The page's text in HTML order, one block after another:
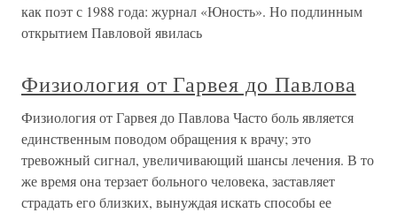
как поэт с 1988 года: журнал «Юность». Но подлинным
открытием Павловой явилась
Физиология от Гарвея до Павлова
Физиология от Гарвея до Павлова Часто боль является
единственным поводом обращения к врачу; это
тревожный сигнал, увеличивающий шансы лечения. В то
же время она терзает больного человека, заставляет
страдать его близких, вынуждая искать способы ее